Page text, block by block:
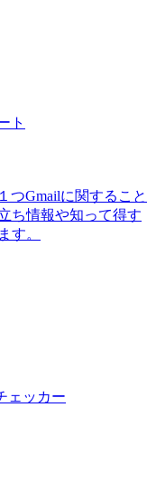
ト
つGmailに関すること
ち情報や知って得す
す。
ェッカー